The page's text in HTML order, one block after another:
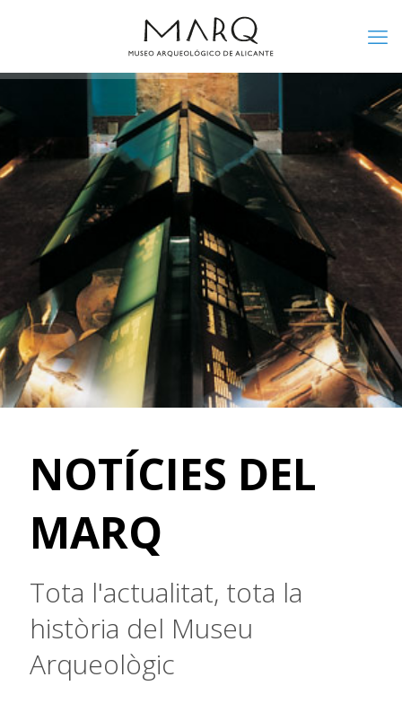
NOTÍCIES DEL
MARQ
Tota l'actualitat, tota la
història del Museu
Arqueològic